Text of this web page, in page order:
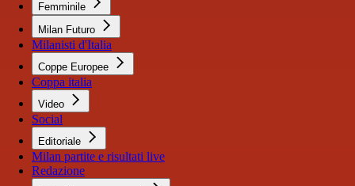
Femminile
Milan Futuro
Milanisti d'Italia
Coppe Europee
Coppa italia
Video
Social
Editoriale
Milan partite e risultati live
Redazione